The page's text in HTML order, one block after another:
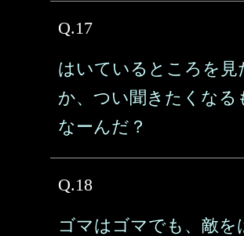
Q.17
はいているところを見
か、つい聞きたくなる
なーんだ？
Q.18
ゴマはゴマでも、敵を